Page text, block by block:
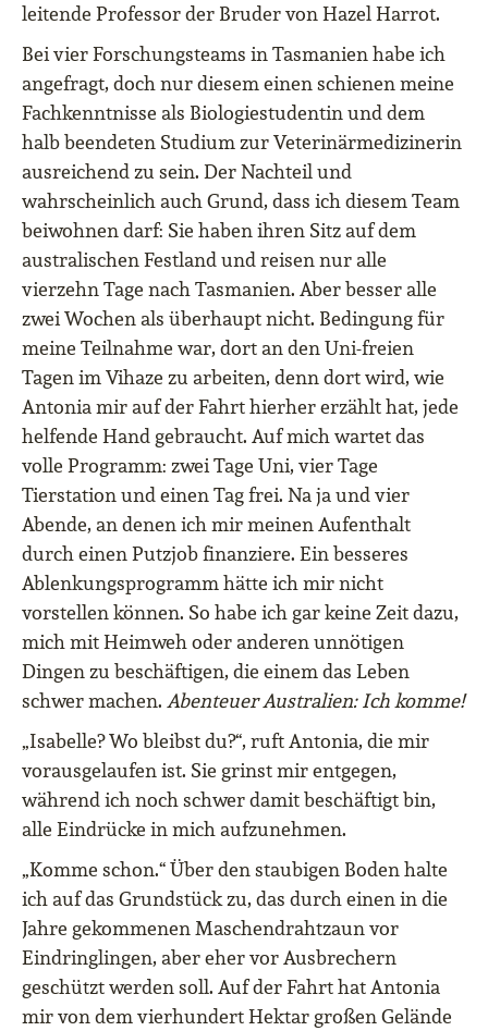
leitende Professor der Bruder von Hazel Harrot.
Bei vier Forschungsteams in Tasmanien habe ich
angefragt, doch nur diesem einen schienen meine
Fachkenntnisse als Biologiestudentin und dem
halb beendeten Studium zur Veterinärmedizinerin
ausreichend zu sein. Der Nachteil und
wahrscheinlich auch Grund, dass ich diesem Team
beiwohnen darf: Sie haben ihren Sitz auf dem
australischen Festland und reisen nur alle
vierzehn Tage nach Tasmanien. Aber besser alle
zwei Wochen als überhaupt nicht. Bedingung für
meine Teilnahme war, dort an den Uni-freien
Tagen im Vihaze zu arbeiten, denn dort wird, wie
Antonia mir auf der Fahrt hierher erzählt hat, jede
helfende Hand gebraucht. Auf mich wartet das
volle Programm: zwei Tage Uni, vier Tage
Tierstation und einen Tag frei. Na ja und vier
Abende, an denen ich mir meinen Aufenthalt
durch einen Putzjob finanziere. Ein besseres
Ablenkungsprogramm hätte ich mir nicht
vorstellen können. So habe ich gar keine Zeit dazu,
mich mit Heimweh oder anderen unnötigen
Dingen zu beschäftigen, die einem das Leben
schwer machen. Abenteuer Australien: Ich komme!
„Isabelle? Wo bleibst du?“, ruft Antonia, die mir
vorausgelaufen ist. Sie grinst mir entgegen,
während ich noch schwer damit beschäftigt bin,
alle Eindrücke in mich aufzunehmen.
„Komme schon.“ Über den staubigen Boden halte
ich auf das Grundstück zu, das durch einen in die
Jahre gekommenen Maschendrahtzaun vor
Eindringlingen, aber eher vor Ausbrechern
geschützt werden soll. Auf der Fahrt hat Antonia
mir von dem vierhundert Hektar großen Gelände